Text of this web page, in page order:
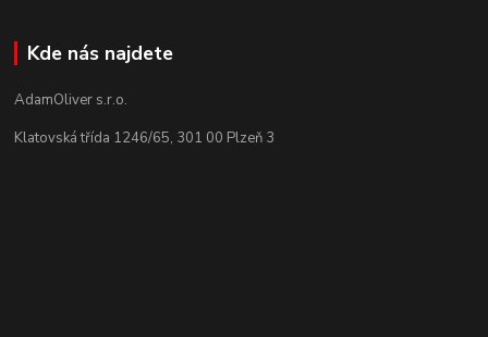
Kde nás najdete
AdamOliver s.r.o.
Klatovská třída 1246/65, 301 00 Plzeň 3